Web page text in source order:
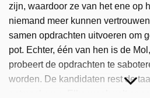
zijn, waardoor ze van het ene op
niemand meer kunnen
samen opdrachten uitvoeren om
pot. Echter, één van hen is de
probeert de opdrachten te
worden. De kandidaten rest de